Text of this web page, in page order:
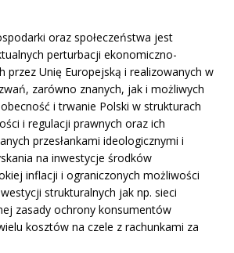
oraz społeczeństwa jest
perturbacji ekonomiczno-
przez Unię Europejską i realizowanych w
zarówno znanych, jak i możliwych
i trwanie Polski w strukturach
i regulacji prawnych oraz ich
przesłankami ideologicznymi i
na inwestycje środków
inflacji i ograniczonych możliwości
strukturalnych jak np. sieci
zasady ochrony konsumentów
kosztów na czele z rachunkami za